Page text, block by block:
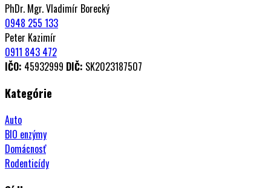
PhDr. Mgr. Vladimír Borecký
0948 255 133
Peter Kazimír
0911 843 472
IČO: 45932999 DIČ: SK2023187507
Kategórie
Auto
BIO enzýmy
Domácnosť
Rodenticídy